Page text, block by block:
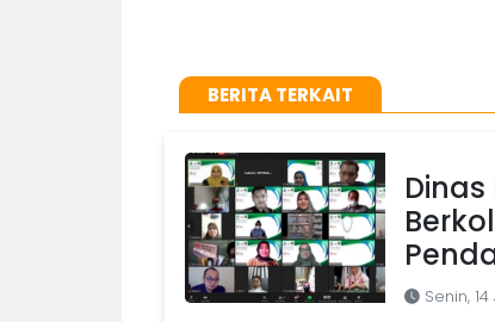
BERITA TERKAIT
Dinas
Senin, 14